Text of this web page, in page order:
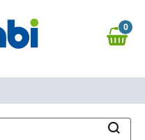
0,00 €
0